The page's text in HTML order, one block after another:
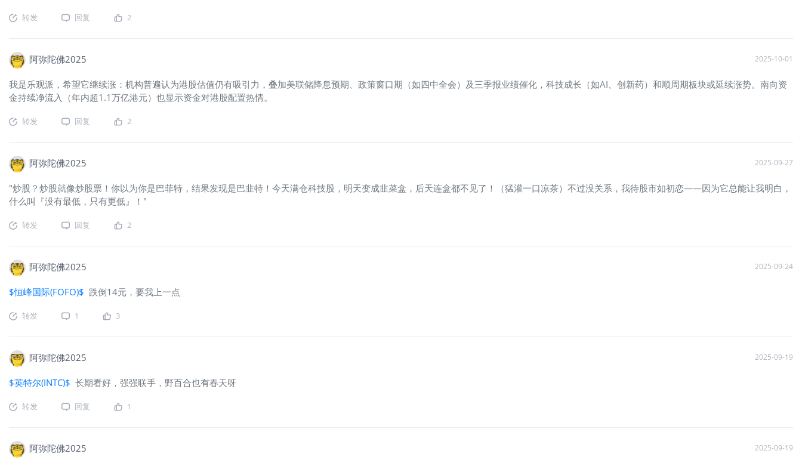
转发 回复 2
阿弥陀佛2025 2025-10-01
我是乐观派，希望它继续涨：机构普遍认为港股估值仍有吸引力，叠加美联储降息预期、政策窗口期（如四中全会）及三季报业绩催化，科技成长（如AI、创新药）和顺周期板块或延续涨势。南向资
金持续净流入（年内超1.1万亿港元）也显示资金对港股配置热情。
转发 回复 2
阿弥陀佛2025 2025-09-27
"炒股？炒股就像炒股票！你以为你是巴菲特，结果发现是巴韭特！今天满仓科技股，明天变成韭菜盒，后天连盒都不见了！（猛灌一口凉茶）不过没关系，我待股市如初恋——因为它总能让我明白，
什么叫『没有最低，只有更低』！"
转发 回复 2
阿弥陀佛2025 2025-09-24
$恒峰国际(FOFO)$ 跌倒14元，要我上一点 ‌
转发 1 3
阿弥陀佛2025 2025-09-19
$英特尔(INTC)$ 长期看好，强强联手，野百合也有春天呀
转发 回复 1
阿弥陀佛2025 2025-09-19